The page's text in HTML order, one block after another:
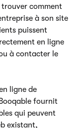
trouver comment
à son site
puissent
en ligne
à contacter le
ligne de
fournit
qui peuvent
existant,